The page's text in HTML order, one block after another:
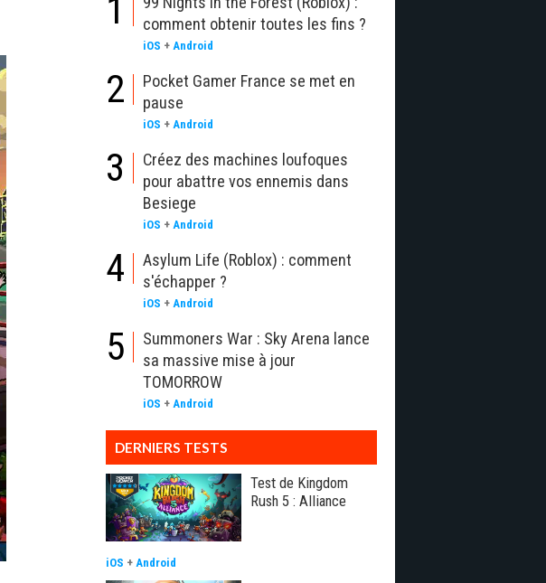
1
comment obtenir toutes les fins ?
iOS + Android
2
Pocket Gamer France se met en
pause
iOS + Android
3
Créez des machines loufoques
pour abattre vos ennemis dans
Besiege
iOS + Android
4
Asylum Life (Roblox) : comment
s'échapper ?
iOS + Android
5
Summoners War : Sky Arena lance
sa massive mise à jour
TOMORROW
iOS + Android
DERNIERS TESTS
Test de Kingdom
Rush 5 : Alliance
iOS + Android